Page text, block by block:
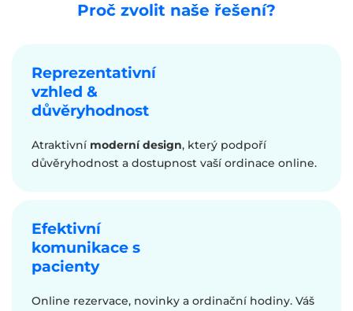
Proč zvolit naše řešení?
Reprezentativní
vzhled &
důvěryhodnost
Atraktivní moderní design, který podpoří
důvěryhodnost a dostupnost vaší ordinace online.
Efektivní
komunikace s
pacienty
Online rezervace, novinky a ordinační hodiny. Váš